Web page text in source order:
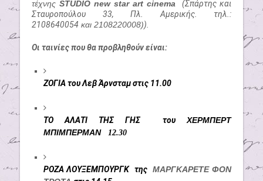
τέχνης STUDIO new star art cinema
(Σπάρτης και
Σταυροπούλου 33, Πλ. Αμερικής. τηλ.:
2108640054 και 2108220008)).
Οι ταινίες που θα προβληθούν είναι:
ΖΟΓΙΑ του Λεβ Άρνσταμ στις 11.00
ΤΟ ΑΛΑΤΙ ΤΗΣ ΓΗΣ του ΧΕΡΜΠΕΡΤ
ΜΠΙΜΠΕΡΜΑΝ12.30
ΡΟΖΑ ΛΟΥΞΕΜΠΟΥΡΓΚ της ΜΑΡΓΚΑΡΕΤΕ ΦΟΝ